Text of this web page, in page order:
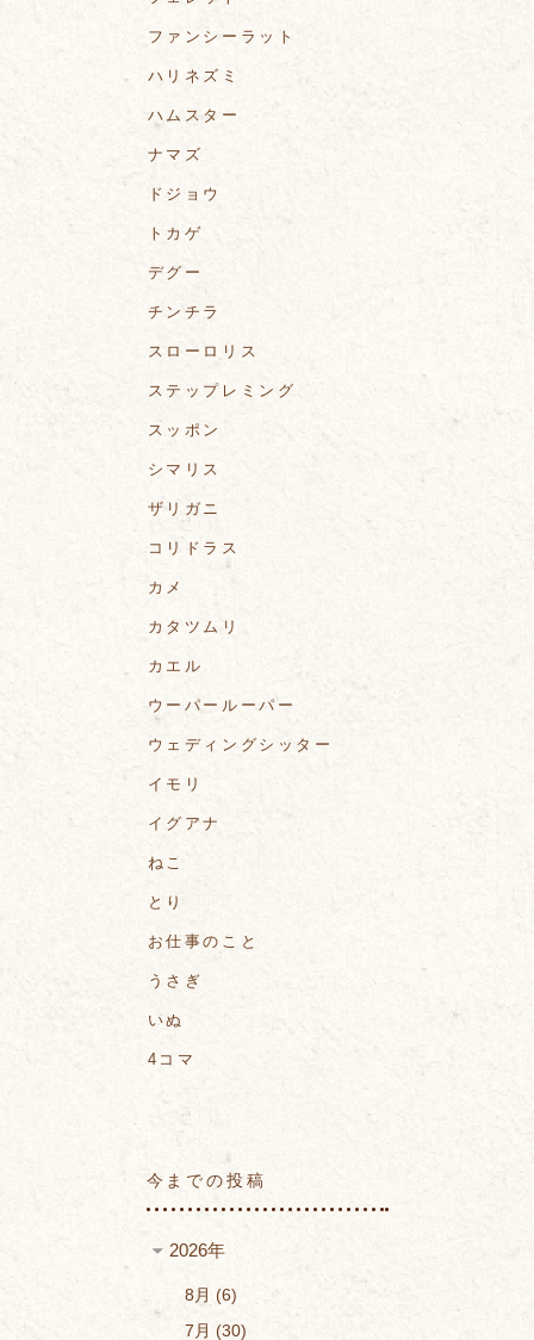
ファンシーラット
ハリネズミ
ハムスター
ナマズ
ドジョウ
トカゲ
デグー
チンチラ
スローロリス
ステップレミング
スッポン
シマリス
ザリガニ
コリドラス
カメ
カタツムリ
カエル
ウーパールーパー
ウェディングシッター
イモリ
イグアナ
ねこ
とり
お仕事のこと
うさぎ
いぬ
4コマ
今までの投稿
2026年
8月
6
7月
30